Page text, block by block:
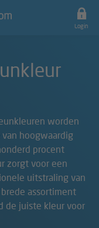
Login
worden
hoogwaardig
procent
zorgt voor een
uitstraling van
assortiment
de juiste kleur voor